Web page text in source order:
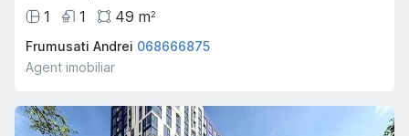
1
1 49 m2
Frumusati Andrei 068666875
Agent imobiliar